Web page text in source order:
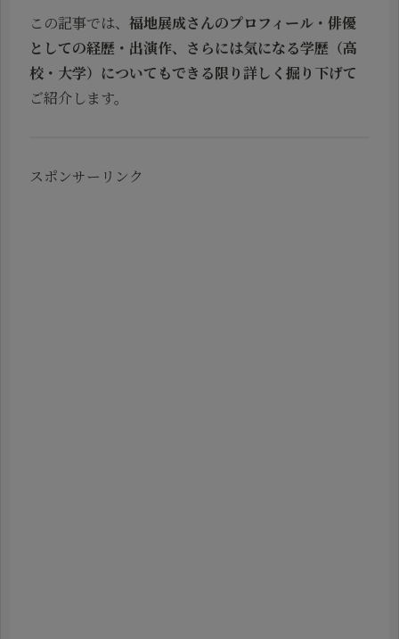
この記事では、 福地展成さんのプロフィール・俳優
としての経歴・出演作、さらには気になる学歴（高
校・大学）についてもできる限り詳しく掘り下げて
ご紹介します。
スポンサーリンク